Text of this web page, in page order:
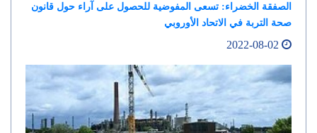
الصفقة الخضراء: تسعى المفوضية للحصول على آراء حول قانون
صحة التربة في الاتحاد الأوروبي